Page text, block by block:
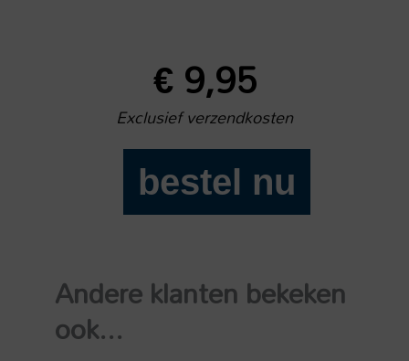
€9,95
Exclusief verzendkosten
Onze
Hond
bestel nu
Andere klanten bekeken
ook...